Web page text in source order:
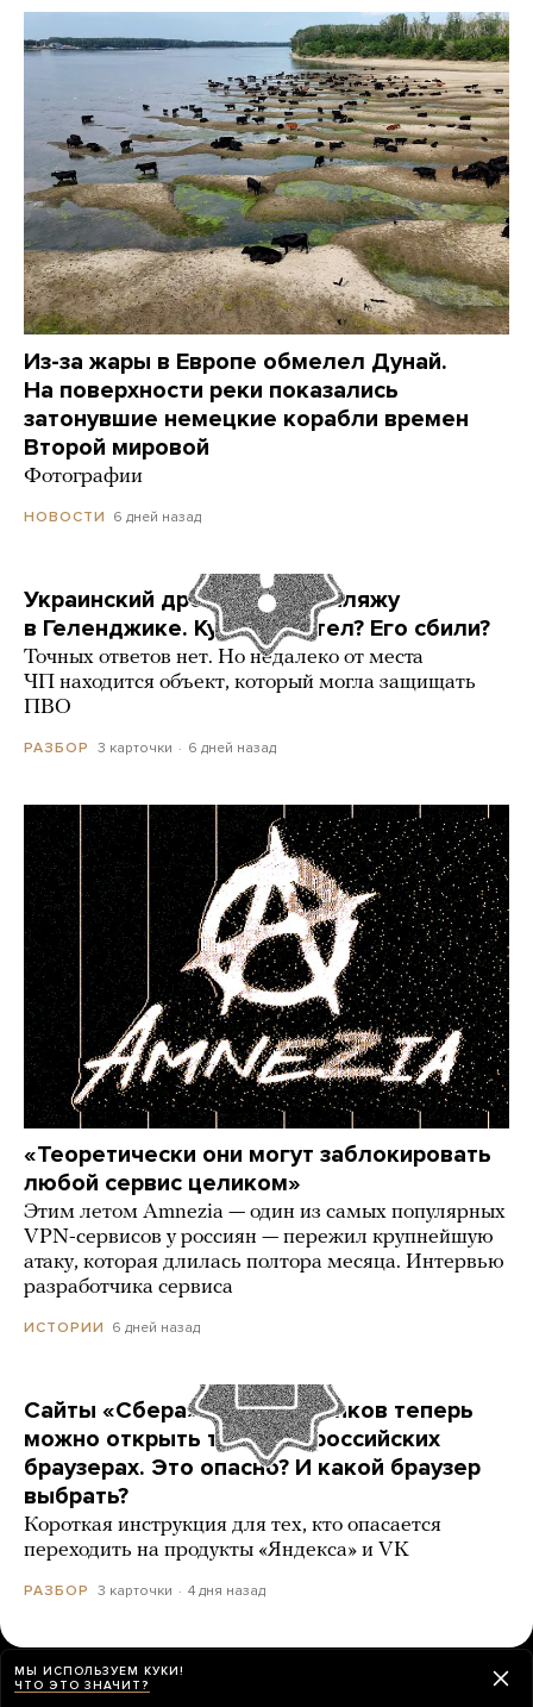
Из-за жары в Европе обмелел Дунай.
На поверхности реки показались
затонувшие немецкие корабли времен
Второй мировой
Фотографии
НОВОСТИ 6 дней назад
Украинский дрон попал по пляжу
в Геленджике. Куда он летел? Его сбили?
Точных ответов нет. Но недалеко от места
ЧП находится объект, который могла защищать
ПВО
РАЗБОР 3 карточки 6 дней назад
«Теоретически они могут заблокировать
любой сервис целиком»
Этим летом Amnezia — один из самых популярных
VPN-сервисов у россиян — пережил крупнейшую
атаку, которая длилась полтора месяца. Интервью
разработчика сервиса
ИСТОРИИ 6 дней назад
Сайты «Сбера» и других банков теперь
можно открыть только в российских
браузерах. Это опасно? И какой браузер
выбрать?
Короткая инструкция для тех, кто опасается
переходить на продукты «Яндекса» и VK
РАЗБОР 3 карточки 4 дня назад
МЫ ИСПОЛЬЗУЕМ КУКИ!
ЧТО ЭТО ЗНАЧИТ?